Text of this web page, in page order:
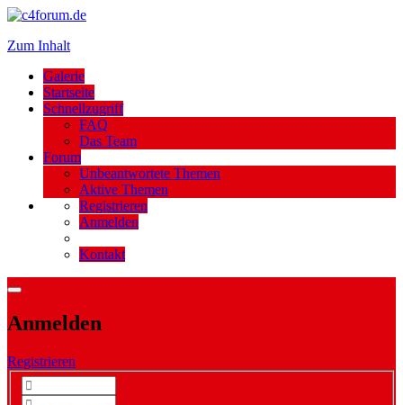
Zum Inhalt
Galerie
Startseite
Schnellzugriff
FAQ
Das Team
Forum
Unbeantwortete Themen
Aktive Themen
Registrieren
Anmelden
Kontakt
Anmelden
Registrieren